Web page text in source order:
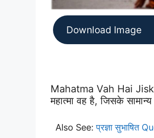
Download Image
Mahatma Vah Hai
महात्मा वह है, जिसके
Also See:प्रज्ञा सुभाषित